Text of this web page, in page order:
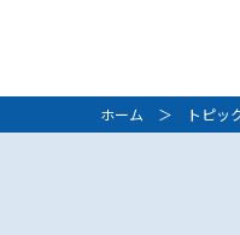
ホーム ＞ トピッ